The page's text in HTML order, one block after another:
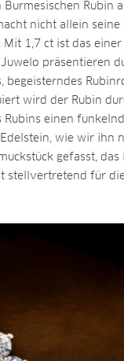
Rubin
nicht allein
1,7 ct ist das einer
präsentieren
begeisterndes
wird der Rubin
Rubins einen
wie wir ihn
gefasst, das
stellvertretend für